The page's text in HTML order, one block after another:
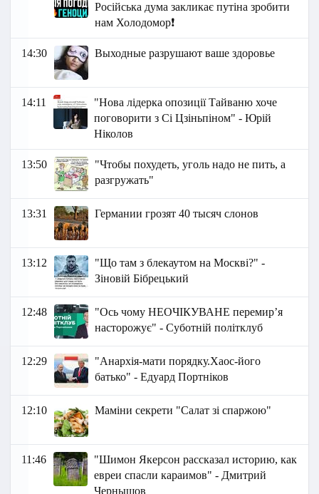
Російська дума закликає путіна зробити
нам Холодомор❗
14:30 Выходные разрушают ваше здоровье
14:11
"Нова лідерка опозиції Тайваню хоче
поговорити з Сі Цзіньпіном" - Юрій
Ніколов
13:50
"Чтобы похудеть, уголь надо не пить, а
разгружать"
13:31 Германии грозят 40 тысяч слонов
13:12
"Що там з блекаутом на Москві?" -
Зіновій Бібрецький
12:48
"Ось чому НЕОЧІКУВАНЕ перемир’я
насторожує" - Суботній політклуб
12:29
"Анархія-мати порядку.Хаос-його
батько" - Едуард Портніков
12:10 Маміни секрети "Салат зі спаржою"
11:46
"Шимон Якерсон рассказал историю, как
евреи спасли караимов" - Дмитрий
Чернышов